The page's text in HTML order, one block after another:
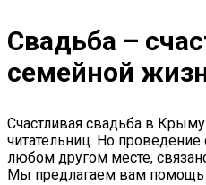
Свадьба –
семейной
Счастливая свадьба в
читательниц. Но
любом другом месте,
Мы предлагаем вам помощь